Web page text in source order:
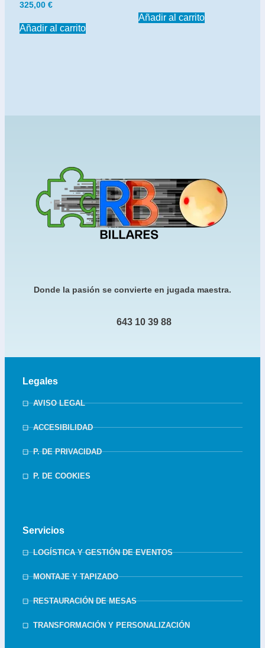
325,00 €
Añadir al carrito
Añadir al carrito
Donde la pasión se convierte en jugada maestra.
643 10 39 88
Legales
AVISO LEGAL
ACCESIBILIDAD
P. DE PRIVACIDAD
P. DE COOKIES
Servicios
LOGÍSTICA Y GESTIÓN DE EVENTOS
MONTAJE Y TAPIZADO
RESTAURACIÓN DE MESAS
TRANSFORMACIÓN Y PERSONALIZACIÓN